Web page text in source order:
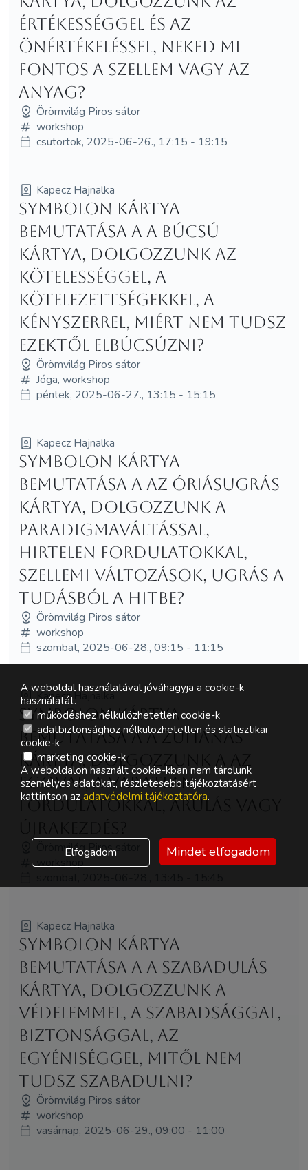
értékességgel és az
önértékeléssel, neked mi
fontos a szellem vagy az
anyag?
Örömvilág Piros sátor
workshop
csütörtök, 2025-06-26., 17:15 - 19:15
Kapecz Hajnalka
Symbolon kártya
bemutatása a A Búcsú
kártya, dolgozzunk az
kötelességgel, a
kötelezettségekkel, a
kényszerrel, miért nem tudsz
ezektől elbúcsúzni?
Örömvilág Piros sátor
Jóga, workshop
péntek, 2025-06-27., 13:15 - 15:15
Kapecz Hajnalka
Symbolon kártya
bemutatása a Az Óriásugrás
kártya, dolgozzunk a
paradigmaváltással,
hirtelen fordulatokkal,
szellemi változások, ugrás a
tudásból a hitbe?
Örömvilág Piros sátor
workshop
szombat, 2025-06-28., 09:15 - 11:15
Kapecz Hajnalka
Symbolon kártya
bemutatása a A Zuhanás
kártya, dolgozzunk a az
egóval, a váratlan
fordulatokkal, árulás vagy
Örömvilág Piros sátor
workshop
Kapecz Hajnalka
Symbolon kártya
bemutatása a A Szabadulás
kártya, dolgozzunk a
védelemmel, a szabadsággal,
biztonsággal, az
egyéniséggel, mitől nem
tudsz szabadulni?
Örömvilág Piros sátor
workshop
vasárnap, 2025-06-29., 09:00 - 11:00
A weboldal használatával jóváhagyja a cookie-k
használatát.
működéshez nélkülözhetetlen cookie-k
adatbiztonsághoz nélkülözhetetlen és statisztikai
cookie-k
marketing cookie-k
A weboldalon használt cookie-kban nem tárolunk
személyes adatokat, részletesebb tájékoztatásért
kattintson az adatvédelmi tájékoztatóra.
Elfogadom Mindet elfogadom